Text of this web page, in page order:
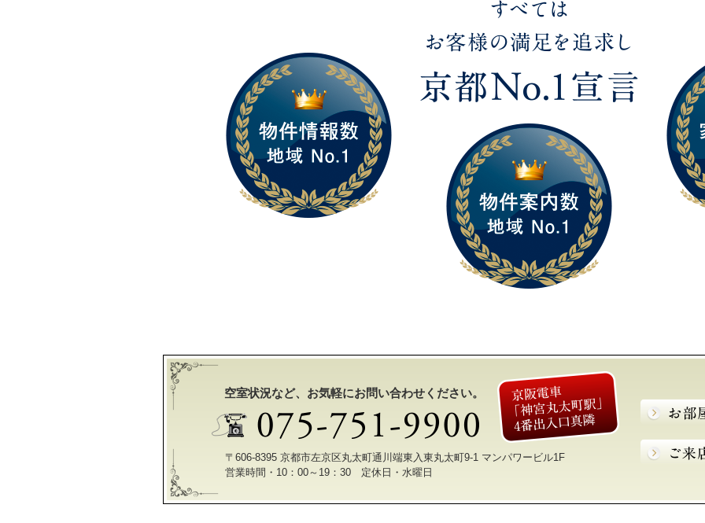
空室状況など、お気軽にお問い合わせください。
〒606-8395 京都市左京区丸太町通川端東入東丸太町9-1 マンパワービル1F
営業時間・10：00～19：30 定休日・水曜日